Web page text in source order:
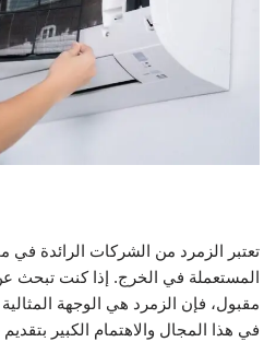
تعتبر الزمرد من الشركات الرائدة في
المستعملة في الخرج. إذا كنت تبحث
مقبول، فإن الزمرد هي الوجهة
في هذا المجال والاهتمام الكبير